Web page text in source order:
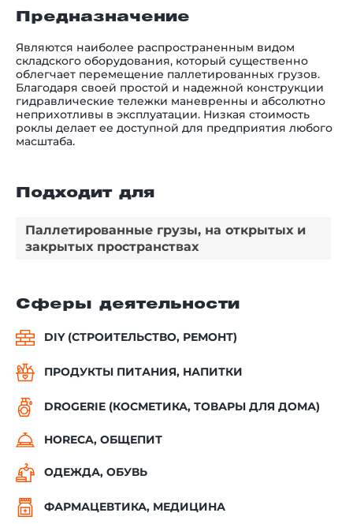
Предназначение
Являются наиболее распространенным видом
складского оборудования, который существенно
облегчает перемещение паллетированных грузов.
Благодаря своей простой и надежной конструкции
гидравлические тележки маневренны и абсолютно
неприхотливы в эксплуатации. Низкая стоимость
роклы делает ее доступной для предприятия любого
масштаба.
Подходит для
Паллетированные грузы, на открытых и
закрытых пространствах
Сферы деятельности
DIY (СТРОИТЕЛЬСТВО, РЕМОНТ)
ПРОДУКТЫ ПИТАНИЯ, НАПИТКИ
DROGERIE (КОСМЕТИКА, ТОВАРЫ ДЛЯ ДОМА)
HORECA, ОБЩЕПИТ
ОДЕЖДА, ОБУВЬ
ФАРМАЦЕВТИКА, МЕДИЦИНА